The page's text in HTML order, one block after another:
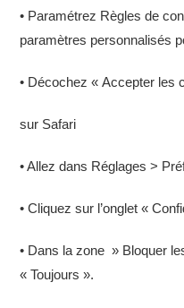
• Paramétrez Règles de
paramètres personnalisés
• Décochez « Accepter les
sur Safari
• Allez dans Réglages >
• Cliquez sur l’onglet «
• Dans la zone » Bloquer
« Toujours ».